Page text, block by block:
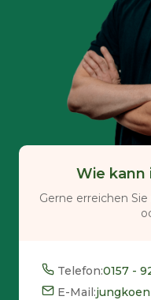
Wie kann
Gerne erreichen
Telefon:0157 -
E-Mail: